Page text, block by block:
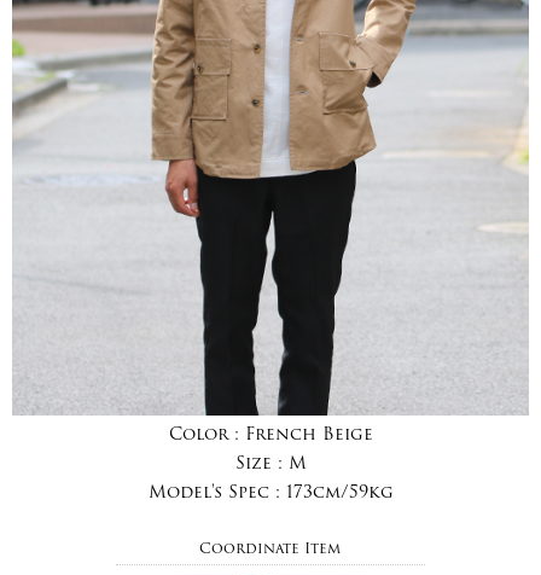
Color : French Beige
Size : M
Model's Spec : 173cm/59kg
Coordinate Item